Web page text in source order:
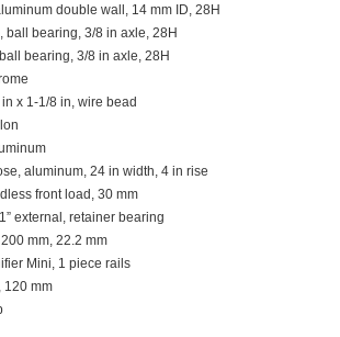
double wall, 14 mm ID, 28H
ball bearing, 3/8 in axle, 28H
bearing, 3/8 in axle, 28H
x 1-1/8 in, wire bead
aluminum, 24 in width, 4 in rise
front load, 30 mm
external, retainer bearing
mm, 22.2 mm
Mini, 1 piece rails
120 mm